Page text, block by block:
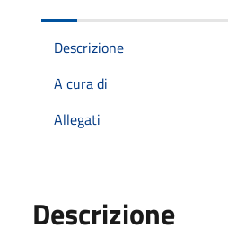
Descrizione
A cura di
Allegati
Descrizione